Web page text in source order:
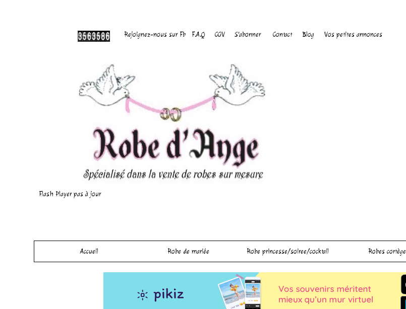
Rejoignez-nous sur Fb F.A.Q CGV S'abonner Contact Blog Vos petites annonces
Flash Player pas à jour
Accueil Robe de mariée Robe princesse/soiree/cocktail Robes cortège